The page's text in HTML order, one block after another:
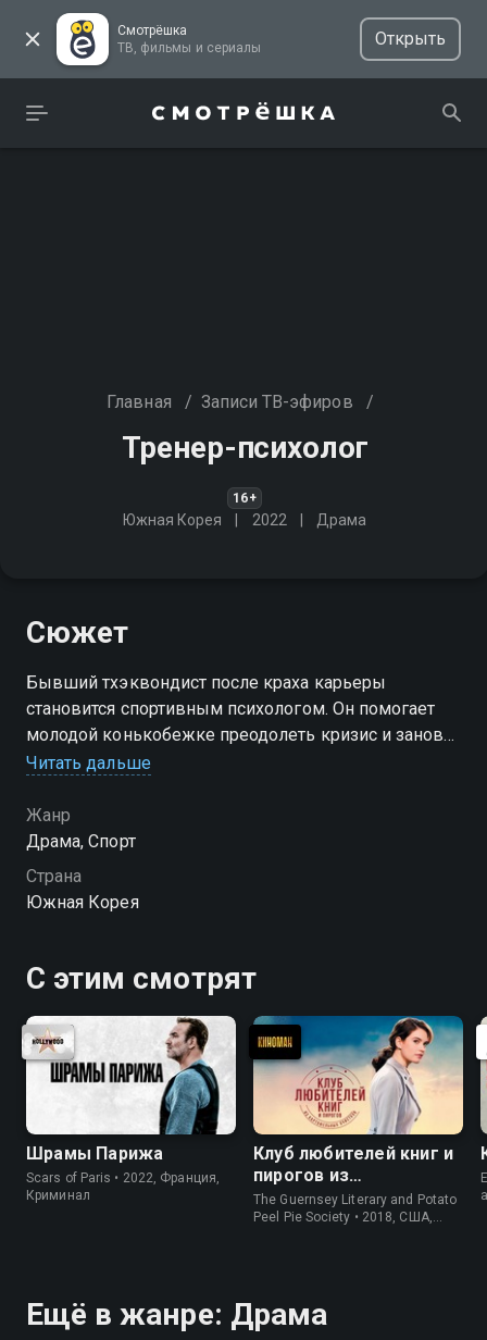
Смотрёшка
ТВ, фильмы и сериалы
Открыть
Главная / Записи ТВ-эфиров /
Тренер-психолог
16+
Южная Корея 2022 Драма
Сюжет
Бывший тхэквондист после краха карьеры
становится спортивным психологом. Он помогает
молодой конькобежке преодолеть кризис и заново
найти себя
Читать дальше
Жанр
Драма, Спорт
Страна
Южная Корея
С этим смотрят
Шрамы Парижа
Scars of Paris • 2022, Франция,
Криминал
Клуб любителей книг и
пирогов из
картофельных
очистков
The Guernsey Literary and Potato
Peel Pie Society • 2018, США,
Ещё в жанре: Драма